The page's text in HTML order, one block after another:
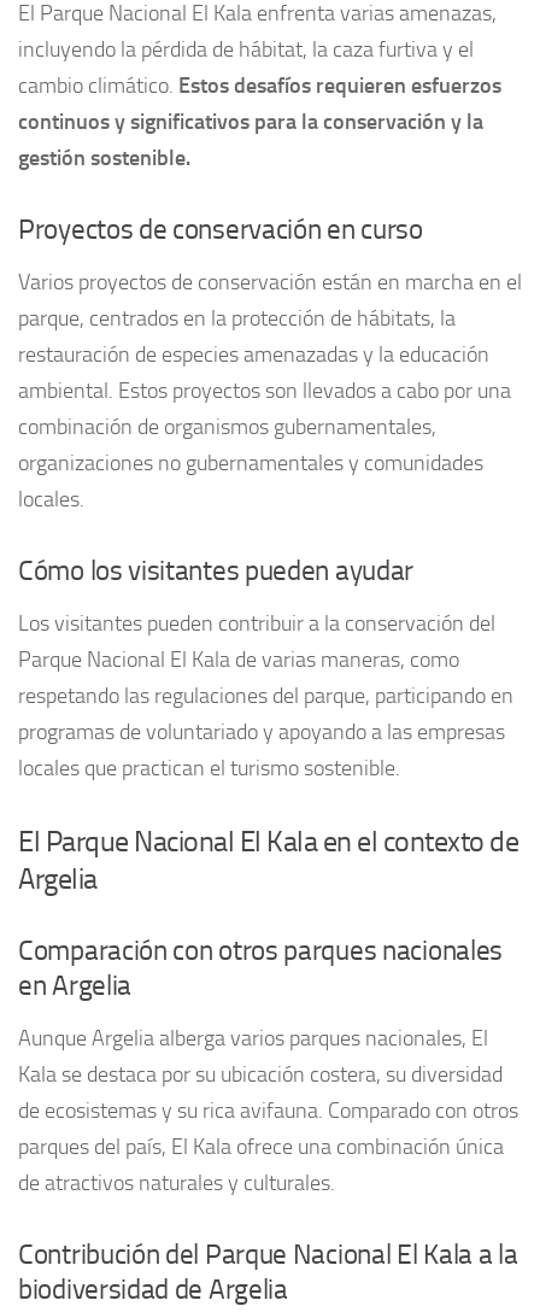
El Parque Nacional El Kala enfrenta varias amenazas,
incluyendo la pérdida de hábitat, la caza furtiva y el
cambio climático. Estos desafíos requieren esfuerzos
continuos y significativos para la conservación y la
gestión sostenible.
Proyectos de conservación en curso
Varios proyectos de conservación están en marcha en el
parque, centrados en la protección de hábitats, la
restauración de especies amenazadas y la educación
ambiental. Estos proyectos son llevados a cabo por una
combinación de organismos gubernamentales,
organizaciones no gubernamentales y comunidades
locales.
Cómo los visitantes pueden ayudar
Los visitantes pueden contribuir a la conservación del
Parque Nacional El Kala de varias maneras, como
respetando las regulaciones del parque, participando en
programas de voluntariado y apoyando a las empresas
locales que practican el turismo sostenible.
El Parque Nacional El Kala en el contexto de
Argelia
Comparación con otros parques nacionales
en Argelia
Aunque Argelia alberga varios parques nacionales, El
Kala se destaca por su ubicación costera, su diversidad
de ecosistemas y su rica avifauna. Comparado con otros
parques del país, El Kala ofrece una combinación única
de atractivos naturales y culturales.
Contribución del Parque Nacional El Kala a la
biodiversidad de Argelia